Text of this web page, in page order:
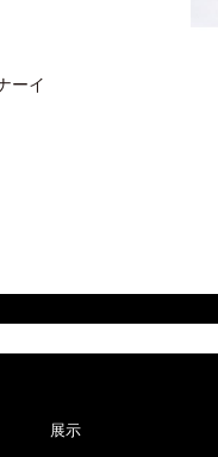
ーイ
展示